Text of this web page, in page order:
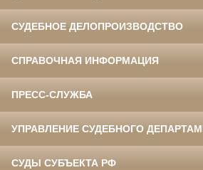
СУДЕБНОЕ ДЕЛОПРОИЗВОДСТВО
СПРАВОЧНАЯ ИНФОРМАЦИЯ
ПРЕСС-СЛУЖБА
УПРАВЛЕНИЕ СУДЕБНОГО
СУДЫ СУБЪЕКТА РФ